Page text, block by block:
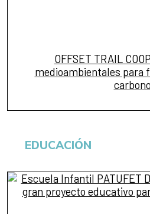
OFFSET TRAIL
medioambientales para
carbono
EDUCACIÓN